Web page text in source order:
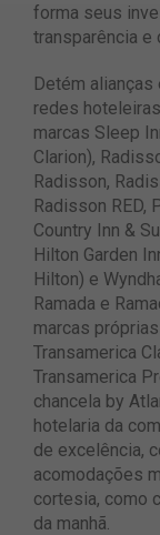
forma seus
transparência e
Detém
redes
marcas Sleep
Clarion),
Radisson,
Radisson RED,
Country Inn &
Hilton Garden
Hilton) e
Ramada e
marcas
Transamerica
Transamerica
chancela by
hotelaria da
de excelência,
acomodações
cortesia, como
da manhã.